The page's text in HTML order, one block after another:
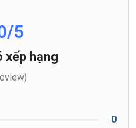
/5
xếp hạng
0